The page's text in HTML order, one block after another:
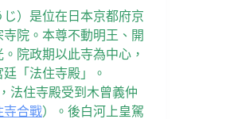
）是位在日本京都府京
院。本尊不動明王、開
院政期以此寺為中心，
「法住寺殿」。
法住寺殿受到木曾義仲
寺合戰）。後白河上皇駕